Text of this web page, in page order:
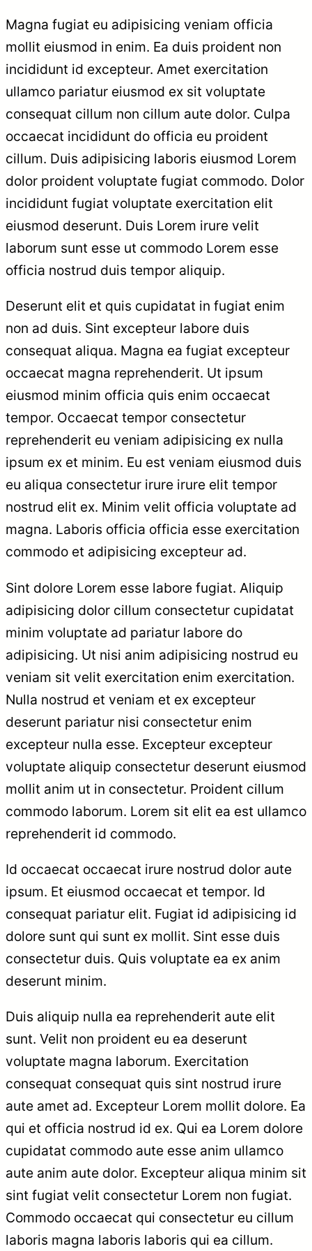
Magna fugiat eu adipisicing veniam officia
mollit eiusmod in enim. Ea duis proident non
incididunt id excepteur. Amet exercitation
ullamco pariatur eiusmod ex sit voluptate
consequat cillum non cillum aute dolor. Culpa
occaecat incididunt do officia eu proident
cillum. Duis adipisicing laboris eiusmod Lorem
dolor proident voluptate fugiat commodo. Dolor
incididunt fugiat voluptate exercitation elit
eiusmod deserunt. Duis Lorem irure velit
laborum sunt esse ut commodo Lorem esse
officia nostrud duis tempor aliquip.
Deserunt elit et quis cupidatat in fugiat enim
non ad duis. Sint excepteur labore duis
consequat aliqua. Magna ea fugiat excepteur
occaecat magna reprehenderit. Ut ipsum
eiusmod minim officia quis enim occaecat
tempor. Occaecat tempor consectetur
reprehenderit eu veniam adipisicing ex nulla
ipsum ex et minim. Eu est veniam eiusmod duis
eu aliqua consectetur irure irure elit tempor
nostrud elit ex. Minim velit officia voluptate ad
magna. Laboris officia officia esse exercitation
commodo et adipisicing excepteur ad.
Sint dolore Lorem esse labore fugiat. Aliquip
adipisicing dolor cillum consectetur cupidatat
minim voluptate ad pariatur labore do
adipisicing. Ut nisi anim adipisicing nostrud eu
veniam sit velit exercitation enim exercitation.
Nulla nostrud et veniam et ex excepteur
deserunt pariatur nisi consectetur enim
excepteur nulla esse. Excepteur excepteur
voluptate aliquip consectetur deserunt eiusmod
mollit anim ut in consectetur. Proident cillum
commodo laborum. Lorem sit elit ea est ullamco
reprehenderit id commodo.
Id occaecat occaecat irure nostrud dolor aute
ipsum. Et eiusmod occaecat et tempor. Id
consequat pariatur elit. Fugiat id adipisicing id
dolore sunt qui sunt ex mollit. Sint esse duis
consectetur duis. Quis voluptate ea ex anim
deserunt minim.
Duis aliquip nulla ea reprehenderit aute elit
sunt. Velit non proident eu ea deserunt
voluptate magna laborum. Exercitation
consequat consequat quis sint nostrud irure
aute amet ad. Excepteur Lorem mollit dolore. Ea
qui et officia nostrud id ex. Qui ea Lorem dolore
cupidatat commodo aute esse anim ullamco
aute anim aute dolor. Excepteur aliqua minim sit
sint fugiat velit consectetur Lorem non fugiat.
Commodo occaecat qui consectetur eu cillum
laboris magna laboris laboris qui ea cillum.